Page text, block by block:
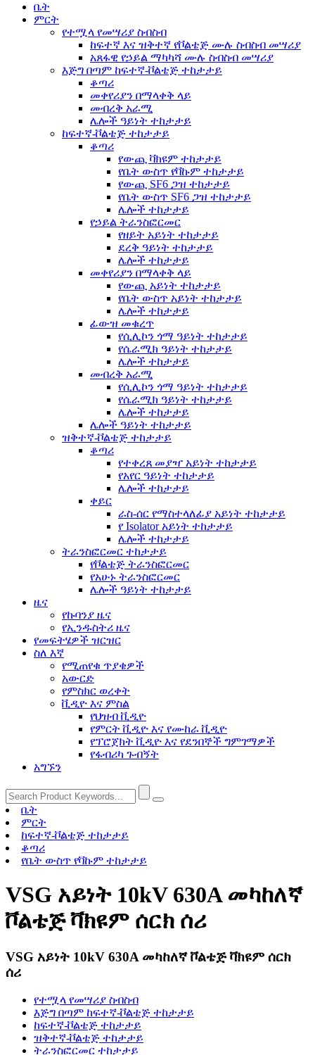
ቤት
ምርት
የተሟላ የመሣሪያ ስብስብ
ከፍተኛ እና ዝቅተኛ የቮልቴጅ ሙሉ ስብስብ መሣሪያ
አጸፋዊ የኃይል ማካካሻ ሙሉ ስብስብ መሣሪያ
እጅግ በጣም ከፍተኛ-ቮልቴጅ ተከታታይ
ቆጣሪ
መቀየሪያን በማላቀቅ ላይ
መብረቅ አራሚ
ሌሎች ዓይነት ተከታታይ
ከፍተኛ-ቮልቴጅ ተከታታይ
ቆጣሪ
የውጪ ቫክዩም ተከታታይ
የቤት ውስጥ የቫኩም ተከታታይ
የውጪ SF6 ጋዝ ተከታታይ
የቤት ውስጥ SF6 ጋዝ ተከታታይ
ሌሎች ተከታታይ
የኃይል ትራንስፎርመር
የዘይት አይነት ተከታታይ
ደረቅ ዓይነት ተከታታይ
ሌሎች ተከታታይ
መቀየሪያን በማላቀቅ ላይ
የውጪ አይነት ተከታታይ
የቤት ውስጥ አይነት ተከታታይ
ሌሎች ተከታታይ
ፊውዝ መቁረጥ
የሲሊኮን ጎማ ዓይነት ተከታታይ
የሴራሚክ ዓይነት ተከታታይ
ሌሎች ተከታታይ
መብረቅ አራሚ
የሲሊኮን ጎማ ዓይነት ተከታታይ
የሴራሚክ ዓይነት ተከታታይ
ሌሎች ተከታታይ
ሌሎች ዓይነት ተከታታይ
ዝቅተኛ-ቮልቴጅ ተከታታይ
ቆጣሪ
የተቀረጸ መያዣ አይነት ተከታታይ
የአየር ዓይነት ተከታታይ
ሌሎች ተከታታይ
ቀይር
ራስ-ሰር የማስተላለፊያ አይነት ተከታታይ
የ Isolator አይነት ተከታታይ
ሌሎች ተከታታይ
ትራንስፎርመር ተከታታይ
የቮልቴጅ ትራንስፎርመር
የአሁኑ ትራንስፎርመር
ሌሎች ዓይነት ተከታታይ
ዜና
የኩባንያ ዜና
የኢንዱስትሪ ዜና
የመፍትሄዎች ዝርዝር
ስለ እኛ
የሚጠየቁ ጥያቄዎች
አውርድ
የምስክር ወረቀት
ቪዲዮ እና ምስል
የህዝብ ቪዲዮ
የምርት ቪዲዮ እና የሙከራ ቪዲዮ
የፕሮጀክት ቪዲዮ እና የደንበኞች ግምገማዎች
የፋብሪካ ጉብኝት
አግኙን
ቤት
ምርት
ከፍተኛ-ቮልቴጅ ተከታታይ
ቆጣሪ
የቤት ውስጥ የቫኩም ተከታታይ
VSG አይነት 10kV 630A መካከለኛ
ቮልቴጅ ቫክዩም ሰርክ ሰሪ
VSG አይነት 10kV 630A መካከለኛ ቮልቴጅ ቫክዩም ሰርክ
ሰሪ
የተሟላ የመሣሪያ ስብስብ
እጅግ በጣም ከፍተኛ-ቮልቴጅ ተከታታይ
ከፍተኛ-ቮልቴጅ ተከታታይ
ዝቅተኛ-ቮልቴጅ ተከታታይ
ትራንስፎርመር ተከታታይ